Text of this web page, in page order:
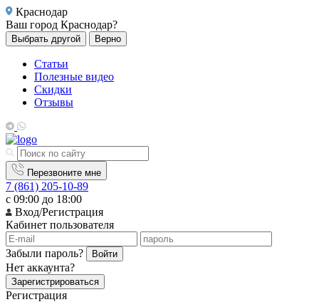
Краснодар
Ваш город Краснодар?
Выбрать другой Верно
Статьи
Полезные видео
Скидки
Отзывы
Перезвоните мне
7 (861) 205-10-89
с 09:00 до 18:00
Вход/Регистрация
Кабинет пользователя
Забыли пароль? Войти
Нет аккаунта?
Зарегистрироваться
Регистрация